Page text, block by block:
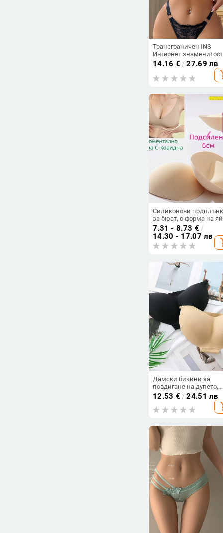
Трансграничен INS
Интернет знаменитост
Европейски и
американски
бродиран момичешки
мрежест
XYM1127
14.16 € /27.69 лв
Силиконови
за бюст, с форма на
дебели,
дишащи, невидими
7.31 - 8.73 € /
14.30 - 17.07 лв
Дамски бикини за
повдигане на дупето,
ниска талия
12.53 € /24.51 лв